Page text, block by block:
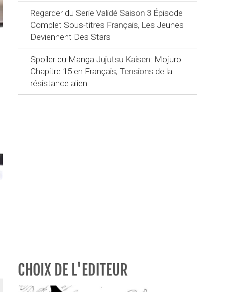
Regarder du Serie Validé Saison 3 Épisode
Complet Sous-titres Français, Les Jeunes
Deviennent Des Stars
Spoiler du Manga Jujutsu Kaisen: Mojuro
Chapitre 15 en Français, Tensions de la
résistance alien
CHOIX DE L'EDITEUR